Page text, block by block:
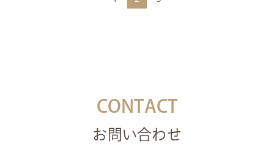
CONTACT
お問い合わせ